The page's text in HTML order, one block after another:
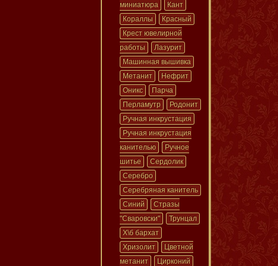
миниатюра
Кант
Кораллы
Красный
Крест ювелирной
работы
Лазурит
Машинная вышивка
Метанит
Нефрит
Оникс
Парча
Перламутр
Родонит
Ручная инкрустация
Ручная инкрустация
канителью
Ручное
шитье
Сердолик
Серебро
Серебряная канитель
Синий
Стразы
"Сваровски"
Трунцал
Х\б бархат
Хризолит
Цветной
метанит
Цирконий